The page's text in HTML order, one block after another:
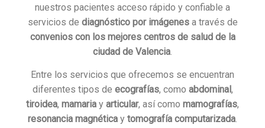
nuestros pacientes acceso rápido y confiable a
servicios de diagnóstico por imágenesa través de
convenios con los mejores centros de salud de la
ciudad de Valencia
Entre los servicios que ofrecemos se encuentran
diferentes tipos de ecografías, como abdominal,
tiroidea, mamaria y articular, así como mamografías,
resonancia magnética y tomografía computarizada